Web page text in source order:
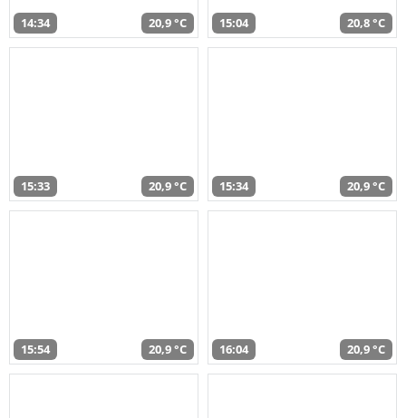
14:34 20,9 °C 15:04 20,8 °C
15:33 20,9 °C 15:34 20,9 °C
15:54 20,9 °C 16:04 20,9 °C